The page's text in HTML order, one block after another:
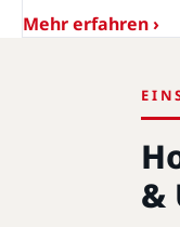
Mehr erfahren ›
&